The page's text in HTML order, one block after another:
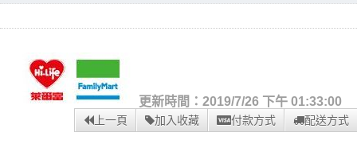
更新時間：2019/7/26 下午 01:33:00
上一頁 加入收藏 付款方式 配送方式